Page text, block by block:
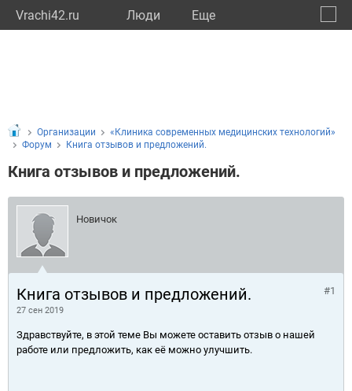
Vrachi42.ru Люди Eще
Организации
«Клиника современных медицинских технологий»
Форум
Книга отзывов и предложений.
Книга отзывов и предложений.
Новичок
Книга отзывов и предложений.
27 сен 2019
#1
Здравствуйте, в этой теме Вы можете оставить отзыв о нашей
работе или предложить, как её можно улучшить.